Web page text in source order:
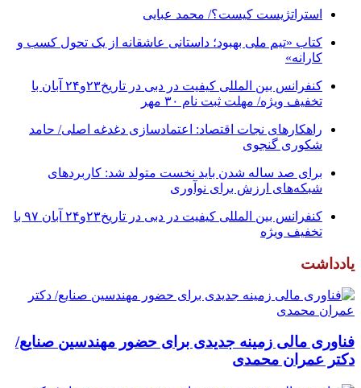
استراتژیست کیست؟‬/ محمد عبایی
کتاب «تیم ملی بهبود؛ داستانی عاشقانه از یک تحول کسب و
کارانه»
کنفرانس بین المللی کیفیت در دبی در تاریخ۲۳و۲۴ آبان با
تخفیف ویژه/ مهلت ثبت نام ۳۰ مهر
راهکارهای نجات اقتصاد: اعتمادسازی دغدغه اصلی/ حامد
شکوری گنجوی
برای صد ساله شدن باید نخست متولد شد: کاربردهای
شبکه‌های ارزش برای نوآوری
کنفرانس بین المللی کیفیت در دبی در تاریخ۲۳و۲۴ آبان ۹۷ با
تخفیف ویژه
یادداشت
فناوری مالی زمینه جدیدی برای حضور مهندسین صنایع/
دکتر عمران محمدی